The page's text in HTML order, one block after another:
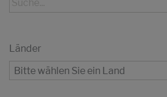
Länder